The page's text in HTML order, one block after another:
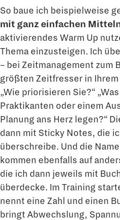
So baue ich beispielweise
mit ganz einfachen
aktivierendes Warm Up
Thema einzusteigen. Ich
– bei Zeitmanagement zum
größten Zeitfresser in
„Wie priorisieren Sie?“
Praktikanten oder einem
Planung ans Herz legen?“
dann mit Sticky Notes, die
überschreibe. Und die
kommen ebenfalls auf
die ich dann jeweils mit
überdecke. Im Training
nennt eine Zahl und einen
bringt Abwechslung,